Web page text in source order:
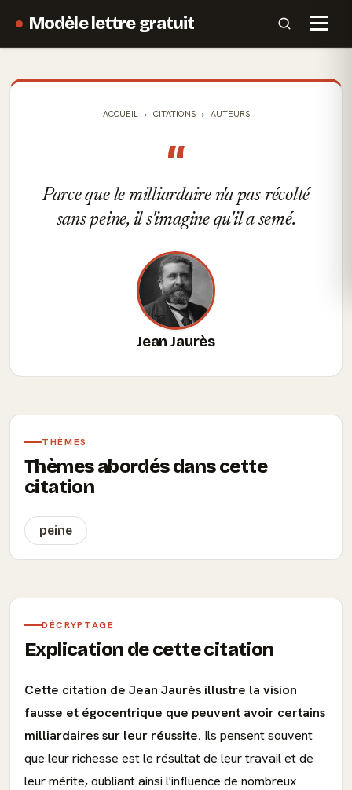
Modèle lettre gratuit
ACCUEIL CITATIONS AUTEURS
“
Parce que le milliardaire n'a pas récolté
sans peine, il s'imagine qu'il a semé.
Jean Jaurès
THÈMES
Thèmes abordés dans cette
citation
peine
DÉCRYPTAGE
Explication de cette citation
Cette citation de Jean Jaurès illustre la vision
fausse et égocentrique que peuvent avoir certains
milliardaires sur leur réussite. Ils pensent souvent
que leur richesse est le résultat de leur travail et de
leur mérite, oubliant ainsi l'influence de nombreux